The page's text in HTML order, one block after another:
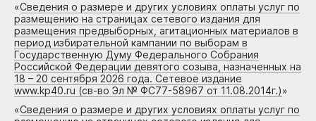
«Сведения о размере и других условиях оплаты услуг по
размещению на страницах сетевого издания для
размещения предвыборных, агитационных материалов в
период избирательной кампании по выборам в
Государственную Думу Федерального Собрания
Российской Федерации девятого созыва, назначенных на
18 – 20 сентября 2026 года. Сетевое издание
www.kp40.ru (св-во Эл № ФС77-58967 от 11.08.2014г.)»
«Сведения о размере и других условиях оплаты услуг по